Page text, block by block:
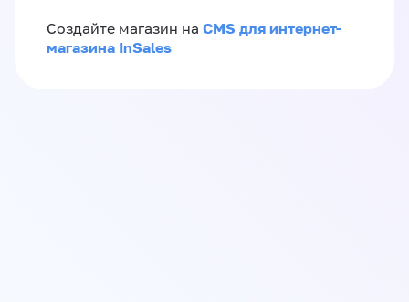
Создайте магазин на CMS для интернет-
магазина InSales